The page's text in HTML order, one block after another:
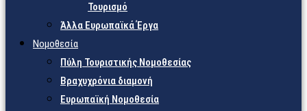
Τουρισμό
Άλλα Ευρωπαϊκά Έργα
Νομοθεσία
Πύλη Τουριστικής Νομοθεσίας
Βραχυχρόνια διαμονή
Ευρωπαϊκή Νομοθεσία